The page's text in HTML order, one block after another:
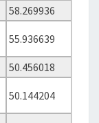
58.269936
55.936639
50.456018
50.144204